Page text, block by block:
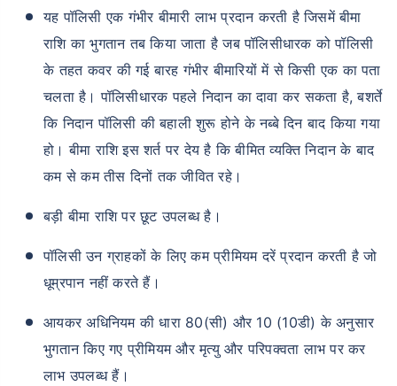
यह पॉलिसी एक गंभीर बीमारी लाभ प्रदान करती है जिसमें बीमा
राशि का भुगतान तब किया जाता है जब पॉलिसीधारक को पॉलिसी
के तहत कवर की गई बारह गंभीर बीमारियों में से किसी एक का पता
चलता है। पॉलिसीधारक पहले निदान का दावा कर सकता है, बशर्ते
कि निदान पॉलिसी की बहाली शुरू होने के नब्बे दिन बाद किया गया
हो। बीमा राशि इस शर्त पर देय है कि बीमित व्यक्ति निदान के बाद
कम से कम तीस दिनों तक जीवित रहे।
बड़ी बीमा राशि पर छूट उपलब्ध है।
पॉलिसी उन ग्राहकों के लिए कम प्रीमियम दरें प्रदान करती है जो
धूम्रपान नहीं करते हैं।
आयकर अधिनियम की धारा 80(सी) और 10 (10डी) के अनुसार
भुगतान किए गए प्रीमियम और मृत्यु और परिपक्वता लाभ पर कर
लाभ उपलब्ध हैं।